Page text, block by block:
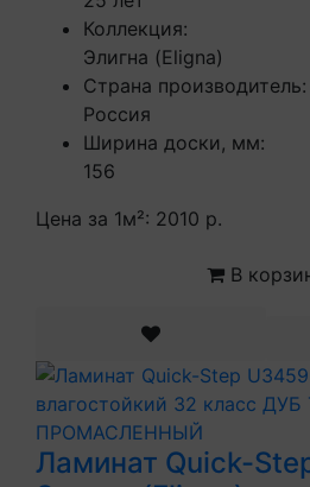
Коллекция:
Элигна (Eligna)
Страна производитель:
Россия
Ширина доски, мм:
156
Цена за 1м²: 2010 р.
В
Ламинат Quick-